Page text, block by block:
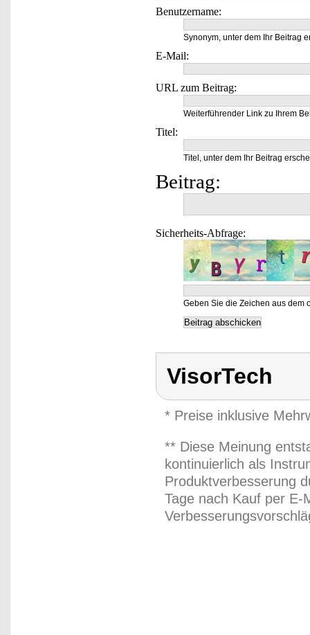
Benutzername:
Synonym, unter dem Ihr Beitrag
E-Mail:
URL zum Beitrag:
Weiterführender Link zu Ihrem
Titel:
Titel, unter dem Ihr Beitrag
Beitrag:
Sicherheits-Abfrage:
Geben Sie die Zeichen aus dem
VisorTech
* Preise inklusive
** Diese Meinung
kontinuierlich als
Produktverbesserung
Tage nach Kauf per E-